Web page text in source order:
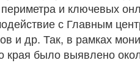
и ключевых
с Главным
и др. Так, в рамках
края было выявлено